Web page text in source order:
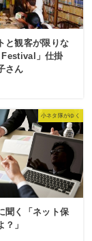
と観客が限りな
Festival」仕掛
さん
小ネタ隊がゆく
聞く「ネット保
？」